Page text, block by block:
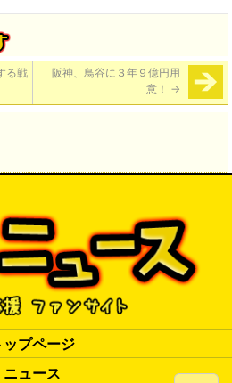
る戦
阪神、鳥谷に３年９億円用
意！ →
ップページ
ニュース